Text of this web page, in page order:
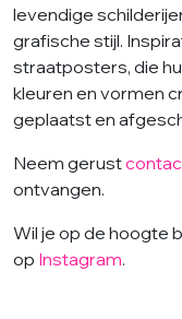
levendige
grafische stijl.
straatposters, die
kleuren en vormen
geplaatst en
Neem gerust
ontvangen.
Wil je op de hoogte
op Instagram.